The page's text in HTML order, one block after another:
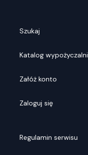
Szukaj
Katalog wypożyczalni
Załóż konto
Zaloguj się
Regulamin serwisu